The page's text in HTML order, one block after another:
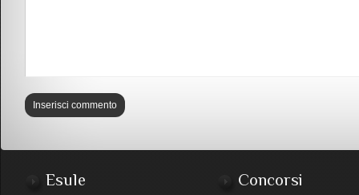
Esule Concorsi